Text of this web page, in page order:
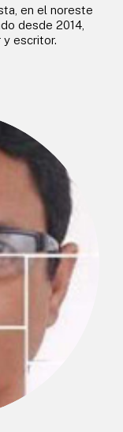
en el noreste
desde 2014,
escritor.